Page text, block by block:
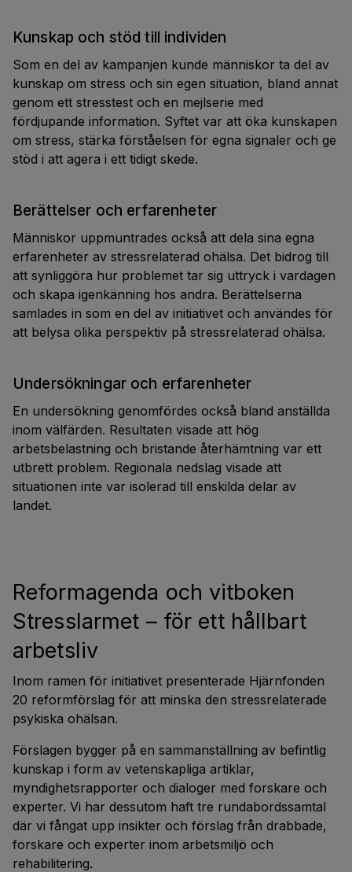
Kunskap och stöd till individen
Som en del av kampanjen kunde människor ta del av
kunskap om stress och sin egen situation, bland annat
genom ett stresstest och en mejlserie med
fördjupande information. Syftet var att öka kunskapen
om stress, stärka förståelsen för egna signaler och ge
stöd i att agera i ett tidigt skede.
Berättelser och erfarenheter
Människor uppmuntrades också att dela sina egna
erfarenheter av stressrelaterad ohälsa. Det bidrog till
att synliggöra hur problemet tar sig uttryck i vardagen
och skapa igenkänning hos andra. Berättelserna
samlades in som en del av initiativet och användes för
att belysa olika perspektiv på stressrelaterad ohälsa.
Undersökningar och erfarenheter
En undersökning genomfördes också bland anställda
inom välfärden. Resultaten visade att hög
arbetsbelastning och bristande återhämtning var ett
utbrett problem. Regionala nedslag visade att
situationen inte var isolerad till enskilda delar av
landet.
Reformagenda och vitboken
Stresslarmet – för ett hållbart
arbetsliv
Inom ramen för initiativet presenterade Hjärnfonden
20 reformförslag för att minska den stressrelaterade
psykiska ohälsan.
Förslagen bygger på en sammanställning av befintlig
kunskap i form av vetenskapliga artiklar,
myndighetsrapporter och dialoger med forskare och
experter. Vi har dessutom haft tre rundabordssamtal
där vi fångat upp insikter och förslag från drabbade,
forskare och experter inom arbetsmiljö och
rehabilitering.